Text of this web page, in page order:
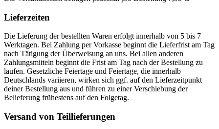
Lieferzeiten
Die Lieferung der bestellten Waren erfolgt innerhalb von 5 bis 7
Werktagen. Bei Zahlung per Vorkasse beginnt die Lieferfrist am Tag
nach Tätigung der Überweisung an uns. Bei allen anderen
Zahlungsmitteln beginnt die Frist am Tag nach der Bestellung zu
laufen. Gesetzliche Feiertage und Feiertage, die innerhalb
Deutschlands variieren, wirken sich ggf. auf den Lieferzeitpunkt
deiner Bestellung aus und führen zu einer Verschiebung der
Belieferung frühestens auf den Folgetag.
Versand von Teillieferungen